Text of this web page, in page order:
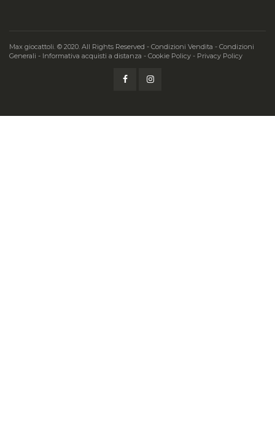
Max giocattoli. © 2020. All Rights Reserved - Condizioni Vendita - Condizioni
Generali - Informativa acquisti a distanza - Cookie Policy - Privacy Policy